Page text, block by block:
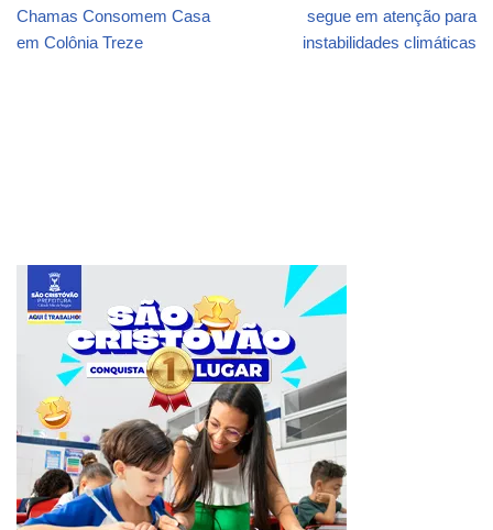
Chamas Consomem Casa
em Colônia Treze
segue em atenção para
instabilidades climáticas